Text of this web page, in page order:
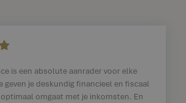
is een absolute aanrader voor elke
geven je deskundig financieel en fiscaal
omgaat met je inkomsten. En